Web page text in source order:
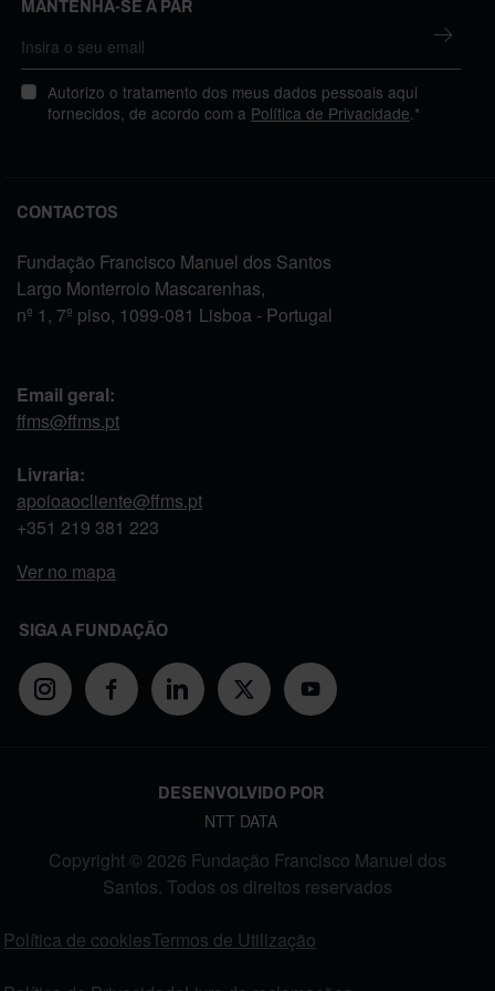
MANTENHA-SE A PAR
Autorizo o tratamento dos meus dados pessoais aqui
fornecidos, de acordo com a Política de Privacidade .*
CONTACTOS
Fundação Francisco Manuel dos Santos
Largo Monterroio Mascarenhas,
nº 1, 7º piso, 1099-081 Lisboa - Portugal
Email geral:
ffms@ffms.pt
Livraria:
apoioaocliente@ffms.pt
+351 219 381 223
Ver no mapa
SIGA A FUNDAÇÃO
DESENVOLVIDO POR
NTT DATA
Copyright © 2026 Fundação Francisco Manuel dos
Santos. Todos os direitos reservados
Política de cookiesTermos de Utilização